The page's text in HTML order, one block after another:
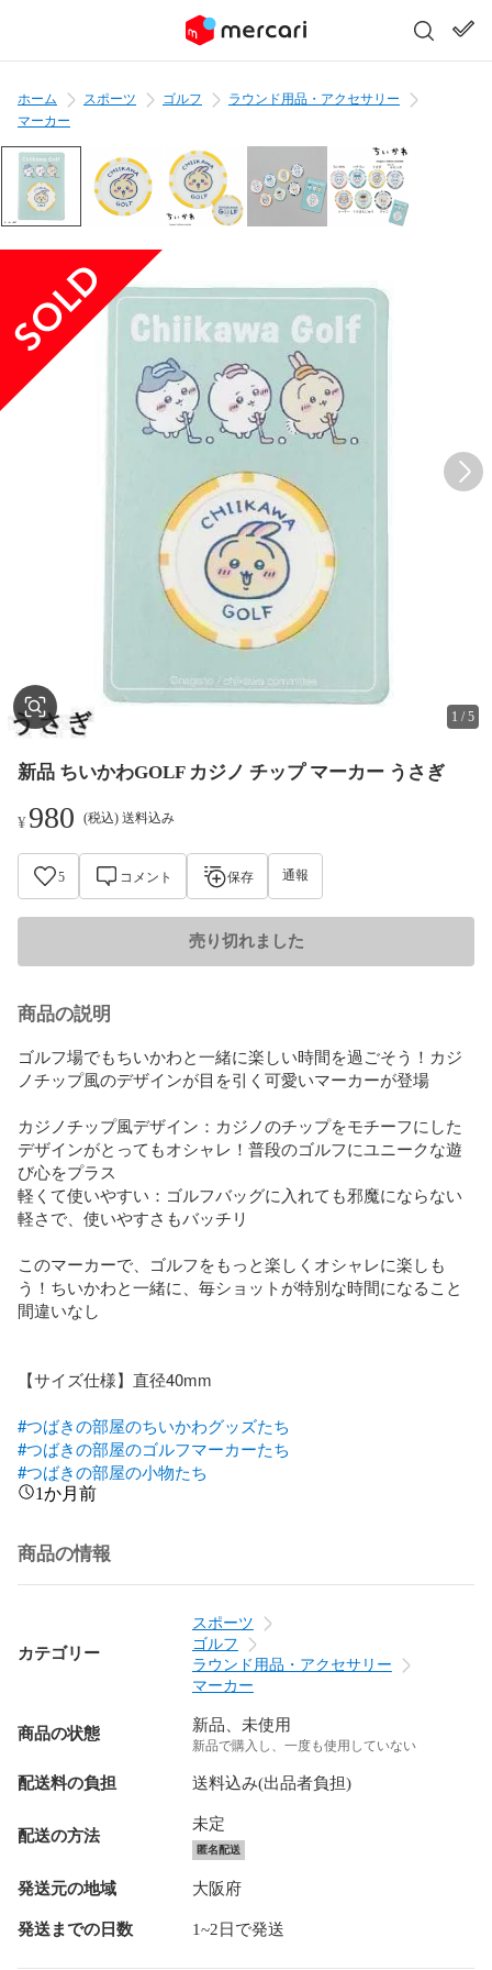
ホーム スポーツ ゴルフ
ラウンド用品・アクセサリー
マーカー
1 /5
新品 ちいかわGOLF カジノ チップ マーカー うさぎ
¥980 (税込) 送料込み
5 コメント 保存 通報
売り切れました
商品の説明
ゴルフ場でもちいかわと一緒に楽しい時間を過ごそう！カジ
ノチップ風のデザインが目を引く可愛いマーカーが登場
カジノチップ風デザイン：カジノのチップをモチーフにした
デザインがとってもオシャレ！普段のゴルフにユニークな遊
び心をプラス
軽くて使いやすい：ゴルフバッグに入れても邪魔にならない
軽さで、使いやすさもバッチリ
このマーカーで、ゴルフをもっと楽しくオシャレに楽しも
う！ちいかわと一緒に、毎ショットが特別な時間になること
間違いなし
【サイズ仕様】直径40mm
#つばきの部屋のちいかわグッズたち
#つばきの部屋のゴルフマーカーたち
#つばきの部屋の小物たち
1か月前
商品の情報
カテゴリー
スポーツ
ゴルフ
ラウンド用品・アクセサリー
マーカー
商品の状態 新品、未使用
新品で購入し、一度も使用していない
配送料の負担 送料込み(出品者負担)
配送の方法
未定
匿名配送
発送元の地域 大阪府
発送までの日数 1~2日で発送